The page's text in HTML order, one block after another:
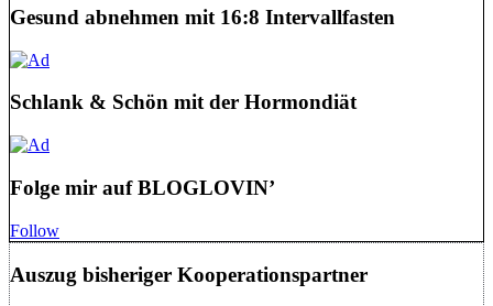
Gesund abnehmen mit 16:8 Intervallfasten
Schlank & Schön mit der Hormondiät
Folge mir auf BLOGLOVIN’
Follow
Auszug bisheriger Kooperationspartner